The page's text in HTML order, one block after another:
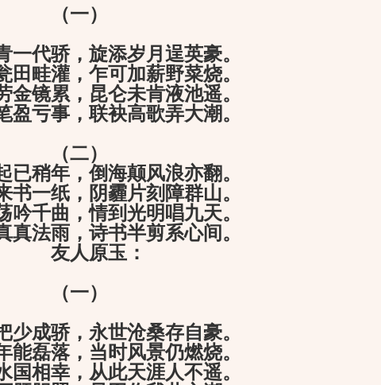
）
一代骄，旋添岁月逞英豪。
田畦灌，乍可加薪野菜烧。
金镜累，昆仑未肯液池遥。
盈亏事，联袂高歌弄大潮。
）
已稍年，倒海颠风浪亦翻。
书一纸，阴霾片刻障群山。
吟千曲，情到光明唱九天。
真法雨，诗书半剪系心间。
原玉：
）
少成骄，永世沧桑存自豪。
能磊落，当时风景仍燃烧。
国相幸，从此天涯人不遥。